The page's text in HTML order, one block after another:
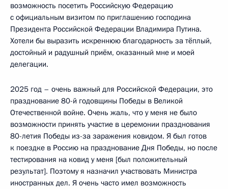
возможность посетить Российскую Федерацию
с официальным визитом по приглашению господина
Президента Российской Федерации Владимира Путина.
Хотели бы выразить искреннюю благодарность за тёплый,
достойный и радушный приём, оказанный мне и моей
делегации.
2025 год – очень важный для Российской Федерации, это
празднование 80-й годовщины Победы в Великой
Отечественной войне. Очень жаль, что у меня не было
возможности принять участие в церемонии празднования
80-летия Победы из-за заражения ковидом. Я был готов
к поездке в Россию на празднование Дня Победы, но после
тестирования на ковид у меня [был положительный
результат]. Поэтому я назначил участвовать Министра
иностранных дел. Я очень часто имел возможность